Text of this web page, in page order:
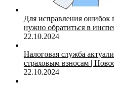
Для исправления ошибок
нужно обратиться в
22.10.2024
Налоговая служба
страховым взносам |
22.10.2024